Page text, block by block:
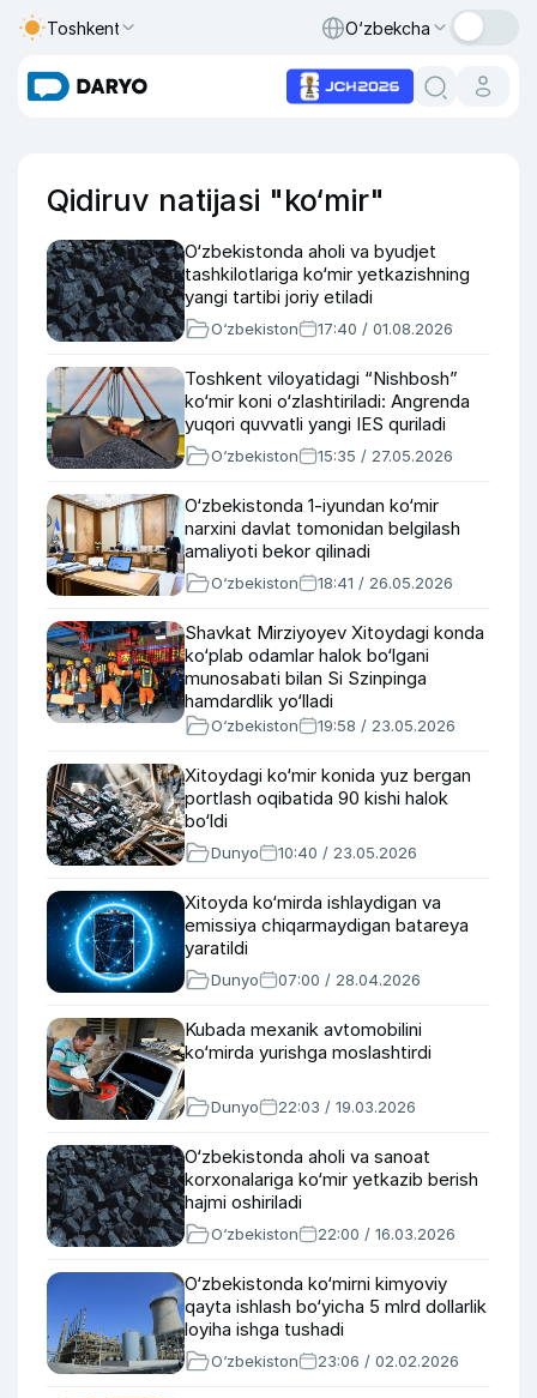
Toshkent O‘zbekcha
Qidiruv natijasi "ko‘mir"
O‘zbekistonda aholi va byudjet
tashkilotlariga ko‘mir yetkazishning
yangi tartibi joriy etiladi
O‘zbekiston 17:40 / 01.08.2026
Toshkent viloyatidagi “Nishbosh”
ko‘mir koni o‘zlashtiriladi: Angrenda
yuqori quvvatli yangi IES quriladi
O‘zbekiston 15:35 / 27.05.2026
O‘zbekistonda 1-iyundan ko‘mir
narxini davlat tomonidan belgilash
amaliyoti bekor qilinadi
O‘zbekiston 18:41 / 26.05.2026
Shavkat Mirziyoyev Xitoydagi konda
ko‘plab odamlar halok bo‘lgani
munosabati bilan Si Szinpinga
hamdardlik yo‘lladi
O‘zbekiston 19:58 / 23.05.2026
Xitoydagi ko‘mir konida yuz bergan
portlash oqibatida 90 kishi halok
bo‘ldi
Dunyo 10:40 / 23.05.2026
Xitoyda ko‘mirda ishlaydigan va
emissiya chiqarmaydigan batareya
yaratildi
Dunyo 07:00 / 28.04.2026
Kubada mexanik avtomobilini
ko‘mirda yurishga moslashtirdi
Dunyo 22:03 / 19.03.2026
O‘zbekistonda aholi va sanoat
korxonalariga ko‘mir yetkazib berish
hajmi oshiriladi
O‘zbekiston 22:00 / 16.03.2026
O‘zbekistonda ko‘mirni kimyoviy
qayta ishlash bo‘yicha 5 mlrd dollarlik
loyiha ishga tushadi
O‘zbekiston 23:06 / 02.02.2026